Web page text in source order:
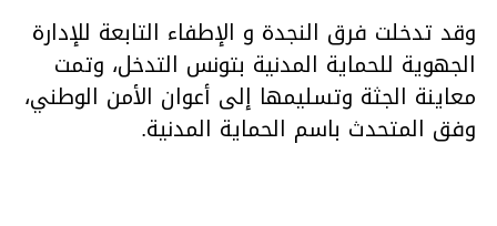
وقد تدخلت فرق النجدة و الإطفاء التابعة للإدارة
الجهوية للحماية المدنية بتونس التدخل، وتمت
معاينة الجثة وتسليمها إلى أعوان الأمن الوطني،
وفق المتحدث باسم الحماية المدنية.